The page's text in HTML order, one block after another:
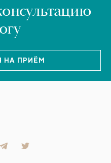
НА ПРИЁМ